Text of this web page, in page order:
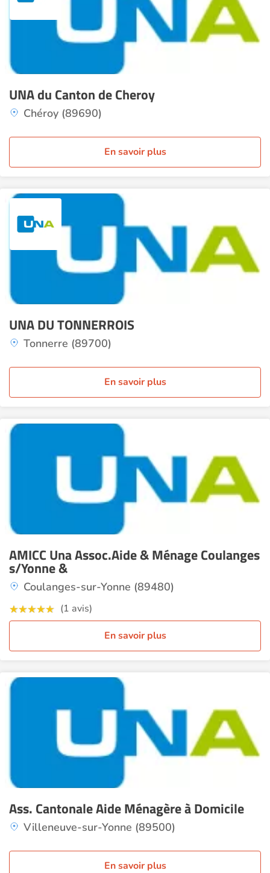
UNA du Canton de Cheroy
Chéroy (89690)
En savoir plus
UNA DU TONNERROIS
Tonnerre (89700)
En savoir plus
AMICC Una Assoc.Aide & Ménage Coulanges
s/Yonne &
Coulanges-sur-Yonne (89480)
(1 avis)
En savoir plus
Ass. Cantonale Aide Ménagère à Domicile
Villeneuve-sur-Yonne (89500)
En savoir plus